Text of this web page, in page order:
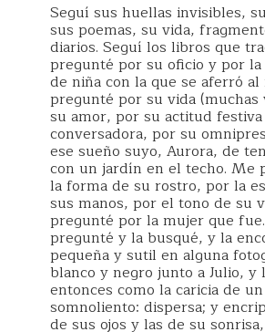
Seguí sus huellas invisibles,
sus poemas, su vida,
diarios. Seguí los libros que
pregunté por su oficio y por
de niña con la que se aferró
pregunté por su vida (muchas
su amor, por su actitud
conversadora, por su
ese sueño suyo, Aurora, de
con un jardín en el techo. Me
la forma de su rostro, por la
sus manos, por el tono de su
pregunté por la mujer que
pregunté y la busqué, y la
pequeña y sutil en alguna
blanco y negro junto a Julio, y
entonces como la caricia de
somnoliento: dispersa; y
de sus ojos y las de su